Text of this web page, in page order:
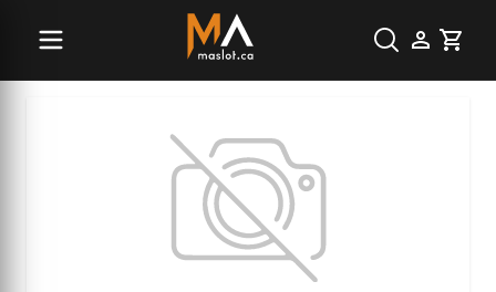
Cart
Vente pour outil pneumatique